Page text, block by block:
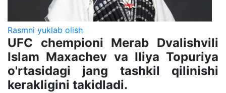
Rasmni yuklab olish
UFC chempioni Merab Dvalishvili
Islam Maxachev va Iliya Topuriya
o'rtasidagi jang tashkil qilinishi
kerakligini takidladi.